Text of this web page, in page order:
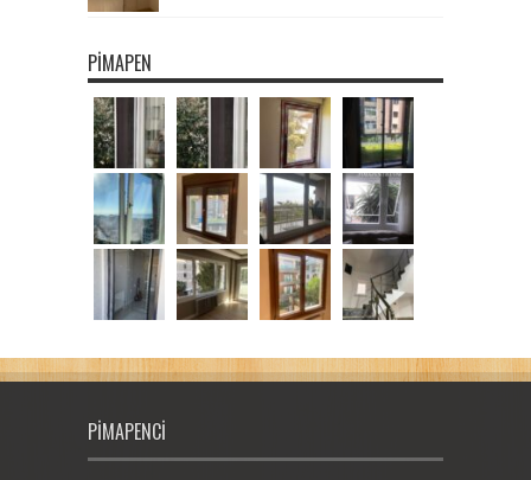
PIMAPEN
PIMAPENCI